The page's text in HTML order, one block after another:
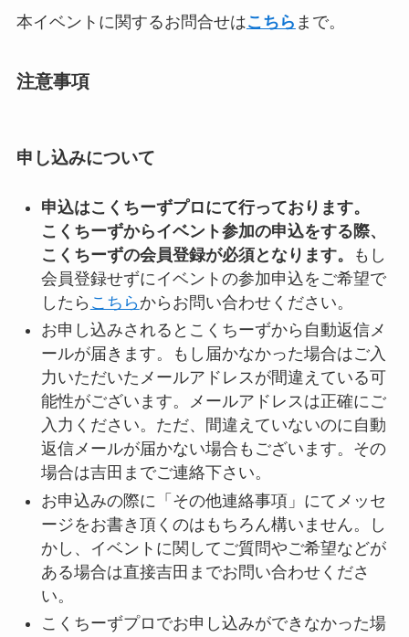
本イベントに関するお問合せはこちら まで。
注意事項
申し込みについて
申込はこくちーずプロにて行っております。
こくちーずからイベント参加の申込をする際、
こくちーずの会員登録が必須となります。
もし
会員登録せずにイベントの参加申込をご希望で
したら こちら からお問い合わせください。
お申し込みされるとこくちーずから自動返信メ
ールが届きます。もし届かなかった場合はご入
力いただいたメールアドレスが間違えている可
能性がございます。メールアドレスは正確にご
入力ください。ただ、間違えていないのに自動
返信メールが届かない場合もございます。その
場合は吉田までご連絡下さい。
お申込みの際に「その他連絡事項」にてメッセ
ージをお書き頂くのはもちろん構いません。し
かし、イベントに関してご質問やご希望などが
ある場合は直接吉田までお問い合わせくださ
い。
こくちーずプロでお申し込みができなかった場